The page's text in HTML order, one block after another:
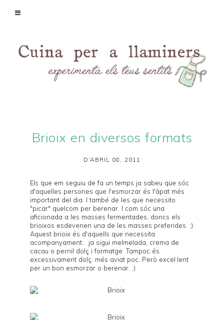
Brioix en diversos formats
D’ABRIL 08, 2011
Els que em seguiu de fa un temps ja sabeu que sóc
d'aquelles persones que l'esmorzar és l'àpat més
important del dia. I també de les que necessito
"picar" quelcom per berenar. I com sóc una
aficionada a les masses fermentades, doncs els
brioixos esdevenen una de les masses preferides. ;)
Aquest brioix és d'aquells que necessita
acompanyament... ja sigui melmelada, crema de
cacau o pernil dolç i formatge. Tampoc és
excessivament dolç, més aviat poc. Però excel·lent
per un bon esmorzar o berenar. ;)